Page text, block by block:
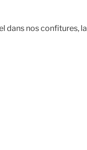
dans nos confitures, la